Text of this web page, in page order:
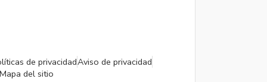
de privacidadAviso de privacidad
Mapa del sitio